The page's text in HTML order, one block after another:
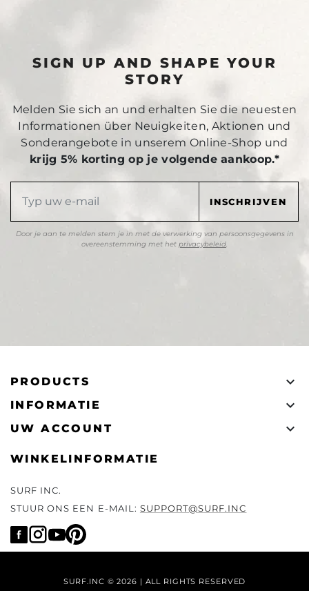
SIGN UP AND SHAPE YOUR
STORY
Melden Sie sich an und erhalten Sie die neuesten
Informationen über Neuigkeiten, Aktionen und
Sonderangebote in unserem Online-Shop und
krijg 5% korting op je volgende aankoop.*
Door je aan te melden stem je in met de verwerking van persoonsgegevens in
overeenstemming met het privacybeleid.
PRODUCTS 
INFORMATIE 
UW ACCOUNT 
WINKELINFORMATIE
SURF INC.
STUUR ONS EEN E-MAIL: SUPPORT@SURF.INC
SURF.INC © 2026 | ALL RIGHTS RESERVED